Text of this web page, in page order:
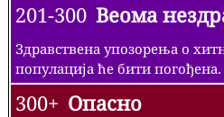
201-300 Веома
Здравствена упозорења о
популација ће бити погођена.
300+ Опасно